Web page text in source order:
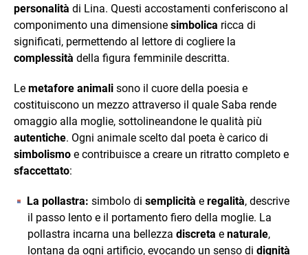
personalità di Lina. Questi accostamenti conferiscono al
componimento una dimensione simbolica ricca di
significati, permettendo al lettore di cogliere la
complessità della figura femminile descritta.
Le metafore animali sono il cuore della poesia e
costituiscono un mezzo attraverso il quale Saba rende
omaggio alla moglie, sottolineandone le qualità più
autentiche. Ogni animale scelto dal poeta è carico di
simbolismo e contribuisce a creare un ritratto completo e
sfaccettato:
La pollastra: simbolo di semplicità e regalità, descrive
il passo lento e il portamento fiero della moglie. La
pollastra incarna una bellezza discreta e naturale,
lontana da ogni artificio, evocando un senso di dignità